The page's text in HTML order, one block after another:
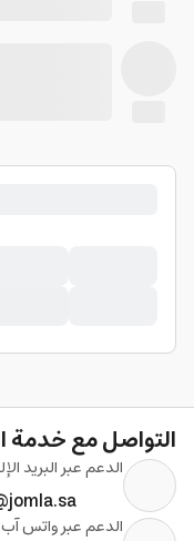
التواصل مع خدمة
الدعم عبر البريد
الدعم عبر واتس آب